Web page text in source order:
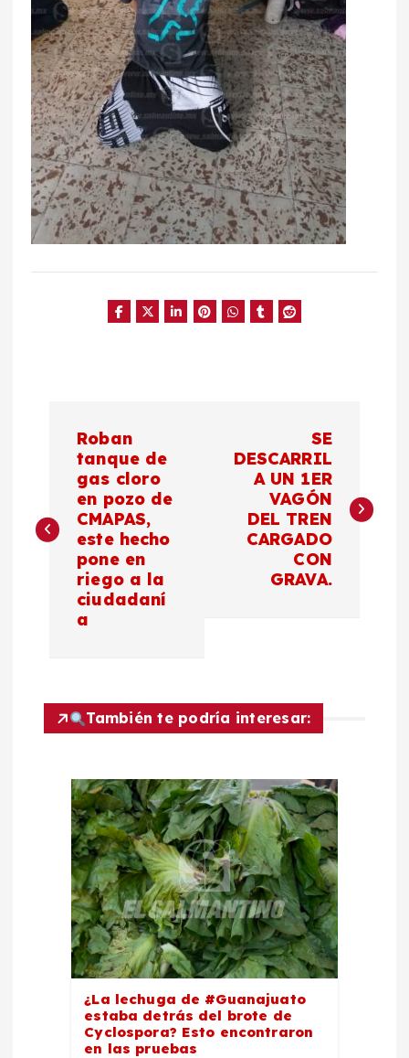
v
e
c
Roban
tanque de
gas cloro
en pozo de
CMAPAS,
este hecho
pone en
riego a la
ciudadaní
a
SE
DESCARRIL
A UN 1ER
VAGÓN
DEL TREN
CARGADO
CON
GRAVA.
También te podría interesar:
¿La lechuga de #Guanajuato
estaba detrás del brote de
Cyclospora? Esto encontraron
en las pruebas